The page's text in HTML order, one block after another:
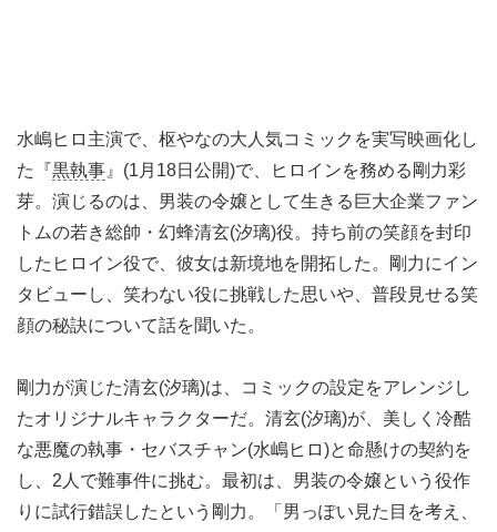
水嶋ヒロ主演で、枢やなの大人気コミックを実写映画化し
た『黒執事 』(1月18日公開)で、ヒロインを務める剛力彩
芽。演じるのは、男装の令嬢として生きる巨大企業ファン
トムの若き総帥・幻蜂清玄(汐璃)役。持ち前の笑顔を封印
したヒロイン役で、彼女は新境地を開拓した。剛力にイン
タビューし、笑わない役に挑戦した思いや、普段見せる笑
顔の秘訣について話を聞いた。
剛力が演じた清玄(汐璃)は、コミックの設定をアレンジし
たオリジナルキャラクターだ。清玄(汐璃)が、美しく冷酷
な悪魔の執事・セバスチャン(水嶋ヒロ)と命懸けの契約を
し、2人で難事件に挑む。最初は、男装の令嬢という役作
りに試行錯誤したという剛力。「男っぽい見た目を考え、